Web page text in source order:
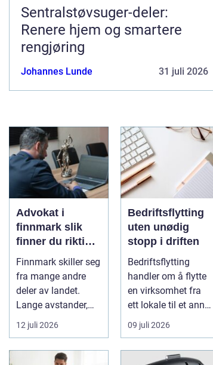
Sentralstøvsuger-deler:
Renere hjem og smartere
rengjøring
Johannes Lunde 31 juli 2026
Advokat i
finnmark slik
finner du riktig
juridisk hjelp
Finnmark skiller seg
fra mange andre
deler av landet.
Lange avstander,
små lokalsamfunn,
sterk tilkn...
12 juli 2026
Bedriftsflytting
uten unødig
stopp i driften
Bedriftsflytting
handler om å flytte
en virksomhet fra
ett lokale til et annet
med minst mulig...
09 juli 2026